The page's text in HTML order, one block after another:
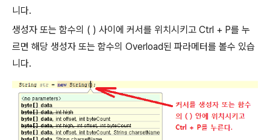
니다.
생성자 또는 함수의 ( ) 사이에 커서를 위치시키고 Ctrl + P를 누
르면 해당 생성자 또는 함수의 Overload된 파라메터를 볼수 있습
니다.